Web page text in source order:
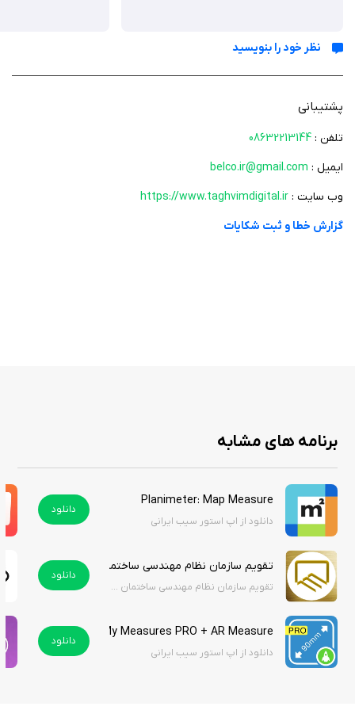
بهره‌مند گردند.
در میان بگذارند.
با توجه به تمامی این امکانات جامع و متنوع، تقویم دیجیتال صنایع آسانسور
کابین پلاس به یک ابزار ضروری برای مدیران، کارگران و تمامی افرادی که در این
سازمان‌یافته‌تر می‌سازد. این برنامه را می‌توانید از سیب ایرانی دانلود کنید.
نظر خود را بنویسید
پشتیبانی
تلفن : 08632213144
ایمیل : belco.ir@gmail.com
وب سایت : https://www.taghvimdigital.ir
گزارش خطا و ثبت شکایات
برنامه های مشابه
Planimeter: Map Measure
دانلود از اپ استور سیب ایرانی
دانلود
تقویم سازمان نظام مهندسی ساختمان استان فارس | Taghvim Nezam Mohandesi fars
تقویم سازمان نظام مهندسی ساختمان استان فارس
دانلود
My Measures PRO + AR Measure
دانلود از اپ استور سیب ایرانی
دانلود